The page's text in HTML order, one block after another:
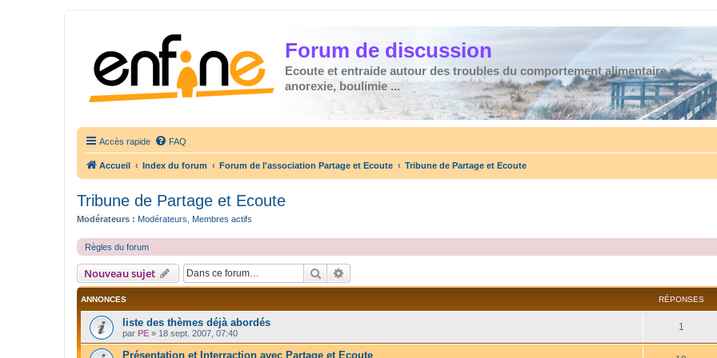
Forum de discussion
Ecoute et entraide autour des troubles du comportement alimentaire :
anorexie, boulimie ...
Accès rapide FAQ
Accueil Index du forum Forum de l'association Partage et Ecoute Tribune de Partage et Ecoute
Tribune de Partage et Ecoute
Modérateurs : Modérateurs Membres actifs
Règles du forum
Nouveau sujet Rechercher
ANNONCES RÉPONSES
liste des thèmes déjà abordés
par PE » 18 sept. 2007, 07:40
1
Présentation et Interraction avec Partage et Ecoute